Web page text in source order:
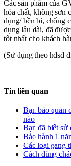
Các sản phẩm của
hóa chất, không sơn
dụng/ bền bỉ, chống
dụng lâu dài, đã
tốt nhất cho khách
(Sử dụng theo hdsd
Tin liên quan
Bạn bảo quản
nào
Bạn đã biết sử
Bảo hành 1
Các loại gang
Cách dùng